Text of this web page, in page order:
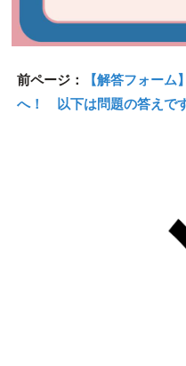
前ページ：
【解答フォー
へ！ 以下は問題の答えで